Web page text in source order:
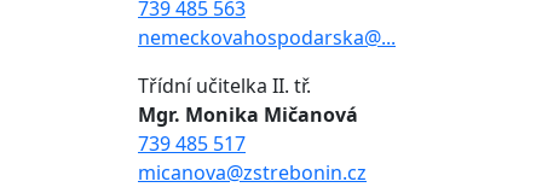
739 485 563
nemeckovahospodarska@...
Třídní učitelka II. tř.
Mgr. Monika Mičanová
739 485 517
micanova@zstrebonin.cz